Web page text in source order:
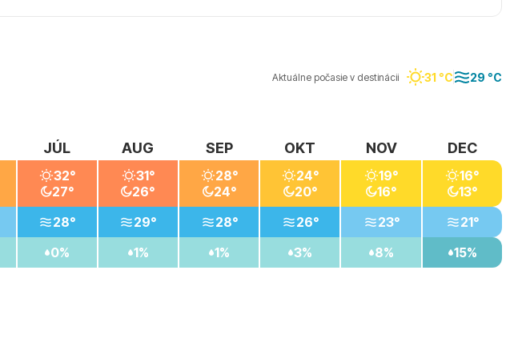
Aktuálne počasie v destinácii 31 °C 29 °C
JÚL
32°
27°
28°
0%
AUG
31°
26°
29°
1%
SEP
28°
24°
28°
1%
OKT
24°
20°
26°
3%
NOV
19°
16°
23°
8%
DEC
16°
13°
21°
15%